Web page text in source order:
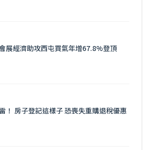
展經濟助攻西屯買氣年增67.8%登頂
！ 房子登記這樣子 恐喪失重購退稅優惠